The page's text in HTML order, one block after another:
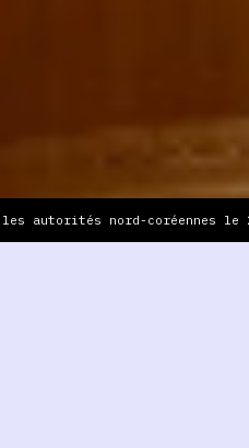
autorités nord-coréennes le 25